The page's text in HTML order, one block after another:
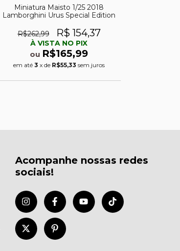
Miniatura Maisto 1/25 2018
Lamborghini Urus Special Edition
R$262,99 R$ 154,37
À VISTA NO PIX
ou R$165,99
em até 3 x de R$55,33 sem juros
Acompanhe nossas redes
sociais!